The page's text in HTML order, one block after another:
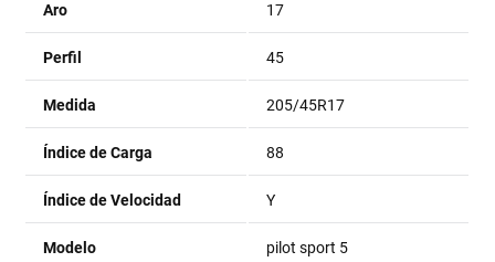
Aro 17
Perfil 45
Medida 205/45R17
Índice de Carga 88
Índice de Velocidad Y
Modelo pilot sport 5